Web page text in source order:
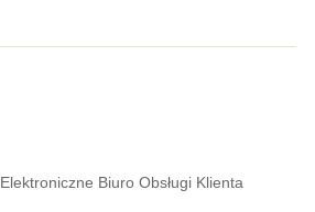
Elektroniczne Biuro Obsługi Klienta